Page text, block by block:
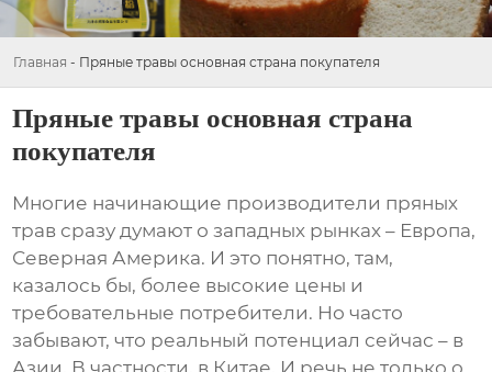
Главная - Пряные травы основная страна покупателя
Пряные травы основная страна
покупателя
Многие начинающие производители пряных
трав сразу думают о западных рынках – Европа,
Северная Америка. И это понятно, там,
казалось бы, более высокие цены и
требовательные потребители. Но часто
забывают, что реальный потенциал сейчас – в